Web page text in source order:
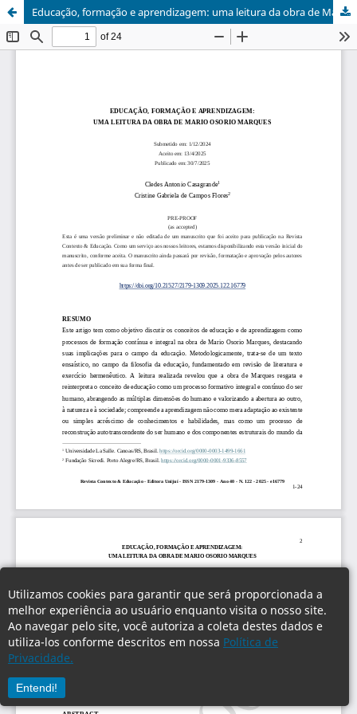
Utilizamos cookies para garantir que será proporcionada a
melhor experiência ao usuário enquanto visita o nosso site.
Ao navegar pelo site, você autoriza a coleta destes dados e
utiliza-los conforme descritos em nossa Política de
Privacidade.
Entendi!
Educação, formação e aprendizagem: uma leitura da obra de Mario Osorio Marques